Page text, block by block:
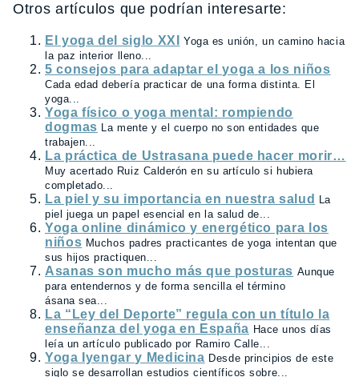
Otros artículos que podrían interesarte:
El yoga del siglo XXI
Yoga es unión, un camino hacia
la paz interior lleno...
5 consejos para adaptar el yoga a los niños
Cada edad debería practicar de una forma distinta. El
yoga...
Yoga físico o yoga mental: rompiendo
dogmas La mente y el cuerpo no son entidades que
trabajen...
La práctica de Ustrasana puede hacer morir…
Muy acertado Ruiz Calderón en su artículo si hubiera
completado...
La piel y su importancia en nuestra salud
La
piel juega un papel esencial en la salud de...
Yoga online dinámico y energético para los
niños Muchos padres practicantes de yoga intentan que
sus hijos practiquen...
Asanas son mucho más que posturas Aunque
para entendernos y de forma sencilla el término
ásana sea...
La “Ley del Deporte” regula con un título la
enseñanza del yoga en España Hace unos días
leía un artículo publicado por Ramiro Calle...
Yoga Iyengar y Medicina Desde principios de este
siglo se desarrollan estudios científicos sobre...